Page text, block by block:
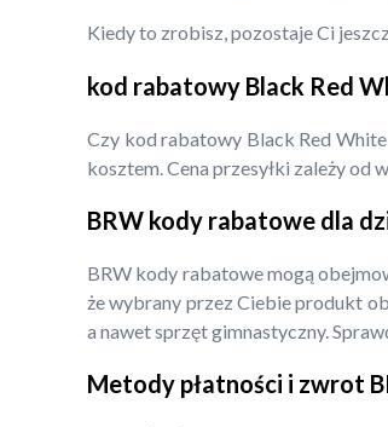
Kiedy to zrobisz, pozostaje Ci
kod rabatowy Black Red
Czy kod rabatowy Black Red
kosztem. Cena przesyłki zależy
BRW kody rabatowe dla
BRW kody rabatowe mogą
że wybrany przez Ciebie produkt
a nawet sprzęt gimnastyczny.
Metody płatności i zwrot